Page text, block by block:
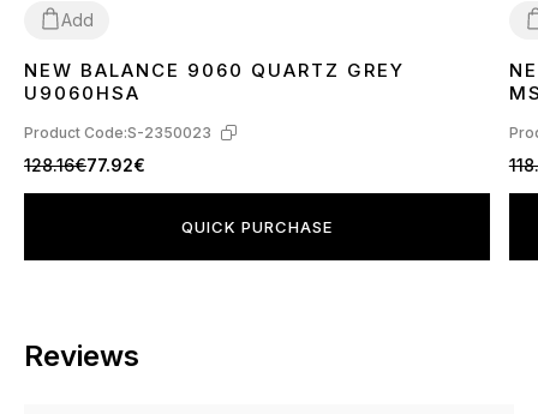
Add
3637 3839404142 43 4445
NEW BALANCE 9060 QUARTZ GREY
U9060HSA
Product Code:S-2350023
128.16€77.92€
QUICK PURCHASE
Reviews